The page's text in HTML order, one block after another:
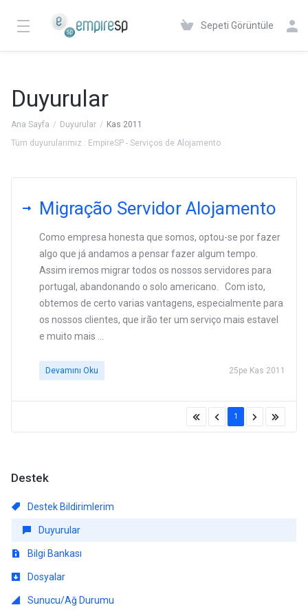
Sepeti Görüntüle
Duyurular
Ana Sayfa Duyurular
Kas 2011
Tüm duyurularımız : EmpireSP - Serviços de Alojamento
Migração Servidor Alojamento
Como empresa honesta que somos, optou-se por fazer
algo que já andamos a pensar fazer algum tempo.
Assim iremos migrar todos os nossos servidores para
portugal, abandonando o solo americano. Com isto,
obtemos de certo varias vantagens, especialmente para
os nossos clientes, que irão ter um serviço mais estavel
e muito mais ...
Devamını Oku 25pe Kas 2011
1
Destek
Destek Bildirimlerim
Duyurular
Bilgi Bankası
Dosyalar
Sunucu/Ağ Durumu